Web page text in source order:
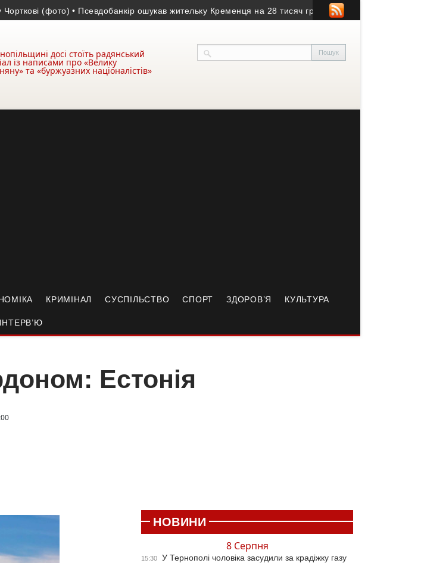
(фото) • Псевдобанкір ошукав жительку Кременця на 28 тисяч гривень • Воїн з Тернопільщини
досі стоїть радянський
із написами про «Велику
та «буржуазних націоналістів»
КРИМІНАЛ СУСПІЛЬСТВО СПОРТ ЗДОРОВ’Я КУЛЬТУРА
ІНТЕРВ’Ю
Естонія
НОВИНИ
8 Серпня
15:30 У Тернополі чоловіка засудили за крадіжку газу